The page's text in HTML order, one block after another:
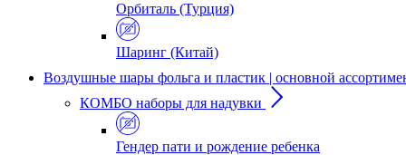
Орбиталь (Турция)
Шаринг (Китай)
Воздушные шары фольга и пластик | основной
КОМБО наборы для надувки
Гендер пати и рождение ребенка